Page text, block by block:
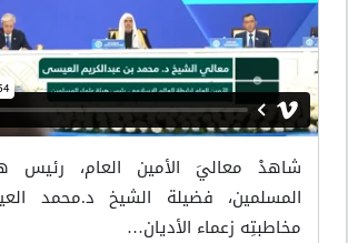
شاهدْ معاليَ الأمين العام، رئيس
المسلمين، فضيلة الشيخ د.محمد
مخاطبتِه زعماء الأديان…